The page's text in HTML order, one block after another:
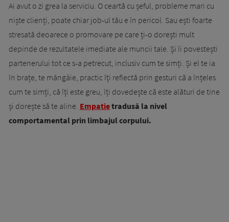
Ai avut o zi grea la serviciu. O ceartă cu șeful, probleme mari cu
niște clienți, poate chiar job-ul tău e în pericol. Sau ești foarte
stresată deoarece o promovare pe care ți-o dorești mult
depinde de rezultatele imediate ale muncii tale. Și îi povestești
partenerului tot ce s-a petrecut, inclusiv cum te simți. Și el te ia
în brațe, te mângâie, practic îți reflectă prin gesturi că a înțeles
cum te simți, că îți este greu, îți dovedește că este alături de tine
și dorește să te aline. Empatietradusă la nivel
comportamental prin limbajul corpului.